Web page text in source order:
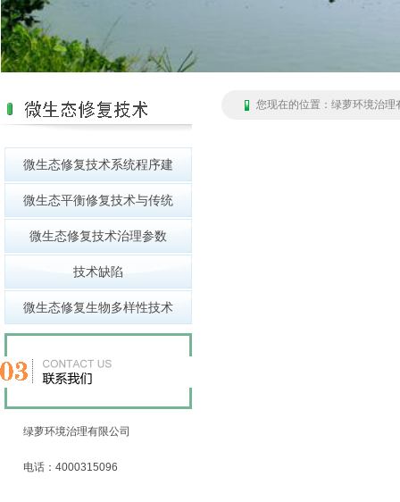
绿萝环境治理有限公司
电话：4000315096
微生态修复技术系统程序建
微生态平衡修复技术与传统
微生态修复技术治理参数
技术缺陷
微生态修复生物多样性技术
您现在的位置： 绿萝环境治理